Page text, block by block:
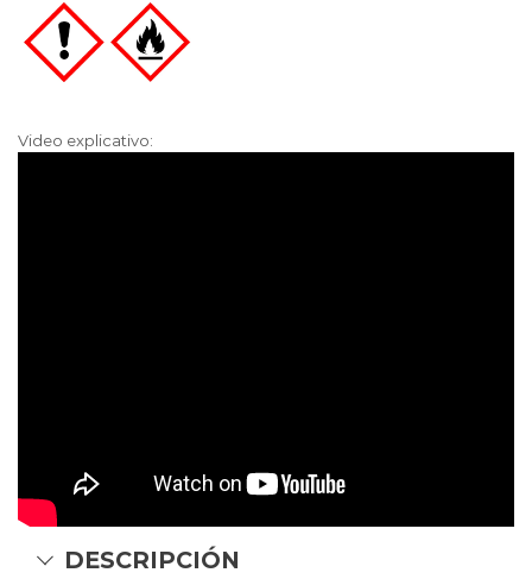
Video explicativo:
DESCRIPCIÓN